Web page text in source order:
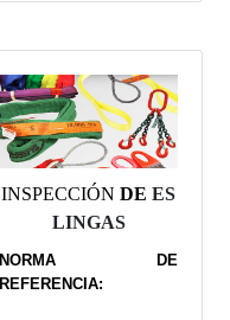
INSPECCIÓN DE ES
LINGAS
NORMA DE
REFERENCIA: